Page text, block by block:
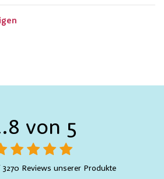
von 5
3270 Reviews unserer Produkte